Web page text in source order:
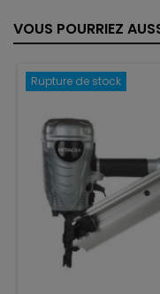
VOUS POURRIEZ
Rupture de stock